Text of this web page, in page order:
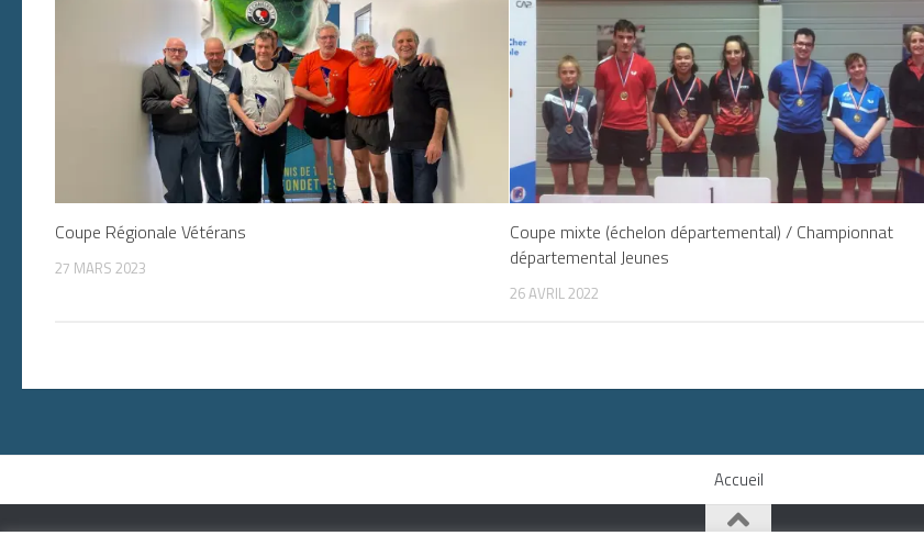
Coupe Régionale Vétérans
27 MARS 2023
Coupe mixte (échelon départemental) / Championnat
départemental Jeunes
26 AVRIL 2022
Accueil